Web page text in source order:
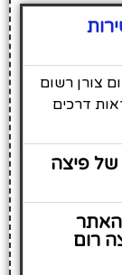
צורן רשום
דרכים
של פיצה
האתר
רום